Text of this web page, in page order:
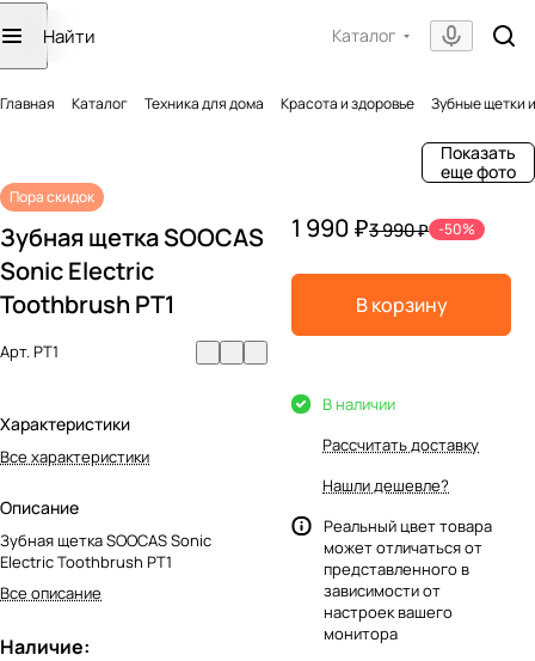
Каталог
Главная Каталог Техника для дома Красота и здоровье Зубные щетки
Показать
еще фото
Пора скидок
Зубная щетка SOOCAS
Sonic Electric
Toothbrush PT1
Арт.PT1
Характеристики
Все характеристики
Описание
Зубная щетка SOOCAS Sonic
Electric Toothbrush PT1
Все описание
Наличие:
1 990 ₽3 990 ₽ -50%
В корзину
В наличии
Рассчитать доставку
Нашли дешевле?
Реальный цвет товара
может отличаться от
представленного в
зависимости от
настроек вашего
монитора